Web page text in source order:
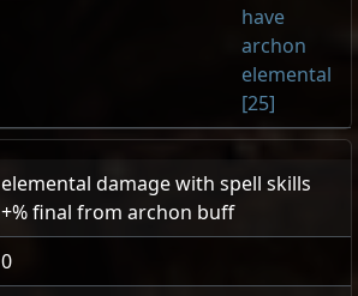
have
archon
elemental
[25]
elemental damage with spell skills
+% final from archon buff
0